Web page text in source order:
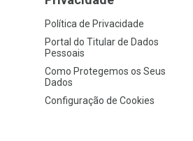
Política de Privacidade
Portal do Titular de Dados
Pessoais
Como Protegemos os Seus
Dados
Configuração de Cookies